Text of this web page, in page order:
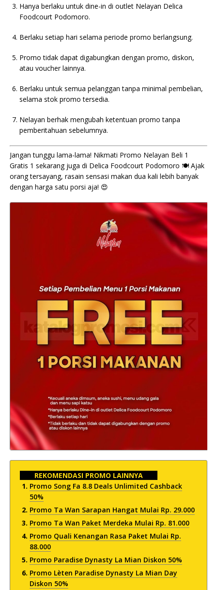
Hanya berlaku untuk dine-in di outlet Nelayan Delica
Foodcourt Podomoro.
Berlaku setiap hari selama periode promo berlangsung.
Promo tidak dapat digabungkan dengan promo, diskon,
atau voucher lainnya.
Berlaku untuk semua pelanggan tanpa minimal pembelian,
selama stok promo tersedia.
Nelayan berhak mengubah ketentuan promo tanpa
pemberitahuan sebelumnya.
Jangan tunggu lama-lama! Nikmati Promo Nelayan Beli 1
Gratis 1 sekarang juga di Delica Foodcourt Podomoro 🍽️ Ajak
orang tersayang, rasain sensasi makan dua kali lebih banyak
dengan harga satu porsi aja! 😍
REKOMENDASI PROMO LAINNYA
Promo Song Fa 8.8 Deals Unlimited Cashback
50%
Promo Ta Wan Sarapan Hangat Mulai Rp. 29.000
Promo Ta Wan Paket Merdeka Mulai Rp. 81.000
Promo Quali Kenangan Rasa Paket Mulai Rp.
88.000
Promo Paradise Dynasty La Mian Diskon 50%
Promo Lèten Paradise Dynasty La Mian Day
Diskon 50%